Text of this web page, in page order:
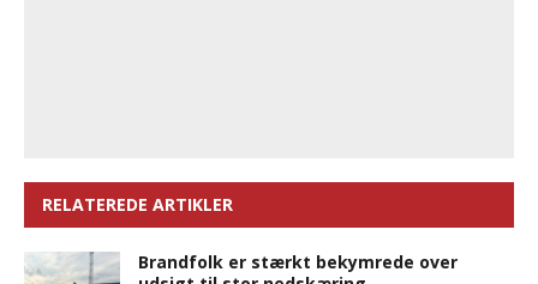
RELATEREDE ARTIKLER
Brandfolk er stærkt bekymrede over